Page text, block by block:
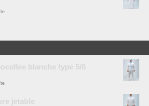
blanche type 5/6
jetable